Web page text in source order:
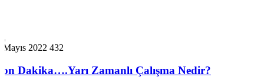
Mayıs 2022 432
Dakika….Yarı Zamanlı Çalışma Nedir?